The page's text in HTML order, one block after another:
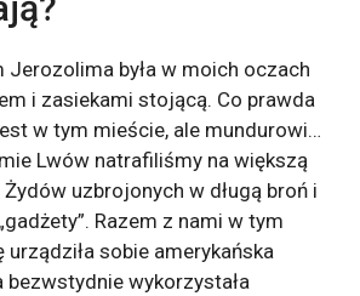
Jerozolima była w moich oczach
i zasiekami stojącą. Co prawda
w tym mieście, ale mundurowi…
Lwów natrafiliśmy na większą
Żydów uzbrojonych w długą broń i
Razem z nami w tym
sobie amerykańska
bezwstydnie wykorzystała